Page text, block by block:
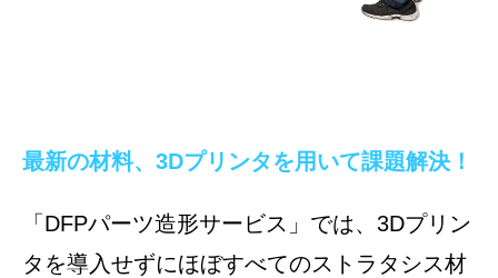
最新の材料、3Dプリンタを用いて課題解決！
「DFPパーツ造形サービス」では、3Dプリン
タを導入せずにほぼすべてのストラタシス材